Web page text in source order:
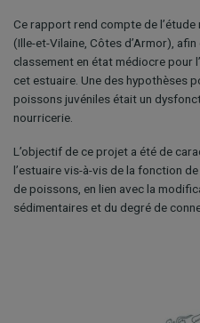
Ce rapport rend compte de l’étude
(Ille-et-Vilaine, Côtes d’Armor),
classement en état médiocre pour
cet estuaire. Une des hypothèses
poissons juvéniles était un
nourricerie.
L’objectif de ce projet a été de
l’estuaire vis-à-vis de la fonction
de poissons, en lien avec la
sédimentaires et du degré de